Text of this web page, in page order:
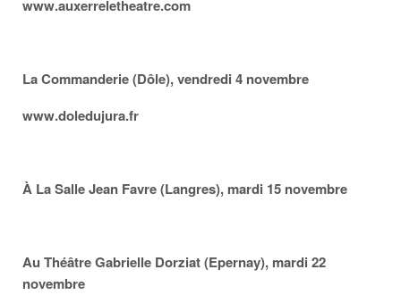
www.auxerreletheatre.com
La Commanderie (Dôle), vendredi 4 novembre
www.doledujura.fr
À La Salle Jean Favre (Langres), mardi 15 novembre
Au Théâtre Gabrielle Dorziat (Epernay), mardi 22
novembre